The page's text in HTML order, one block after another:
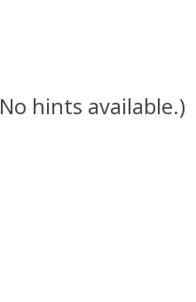
No hints available.)